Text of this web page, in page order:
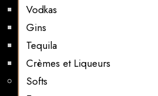
Vodkas
Gins
Tequila
Crèmes et Liqueurs
Softs